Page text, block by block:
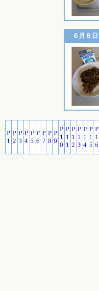
６月８日
P
1
P
2
P
3
P
4
P
5
P
6
P
7
P
8
P
9
P
1
0
P
1
1
P
1
2
P
1
3
P
1
4
P
1
5
P
1
6